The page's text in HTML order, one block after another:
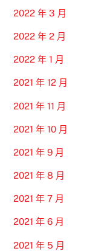
2022 年 3 月
2022 年 2 月
2022 年 1 月
2021 年 12 月
2021 年 11 月
2021 年 10 月
2021 年 9 月
2021 年 8 月
2021 年 7 月
2021 年 6 月
2021 年 5 月